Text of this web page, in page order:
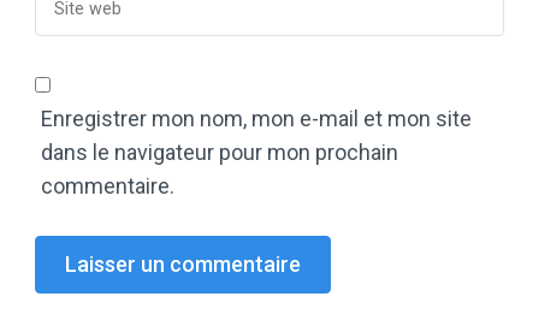
Enregistrer mon nom, mon e-mail et mon site
dans le navigateur pour mon prochain
commentaire.